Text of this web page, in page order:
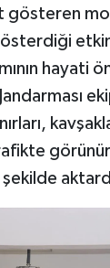
gösteren
hayati
şekilde